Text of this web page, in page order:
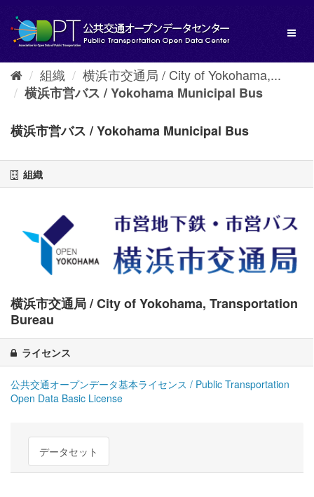
し
組織
横浜市交通局 / City of Yokohama,...
横浜市営バス / Yokohama Municipal Bus
横浜市営バス / Yokohama Municipal Bus
組織
横浜市交通局 / City of Yokohama, Transportation
Bureau
ライセンス
公共交通オープンデータ基本ライセンス / Public Transportation
Open Data Basic License
データセット